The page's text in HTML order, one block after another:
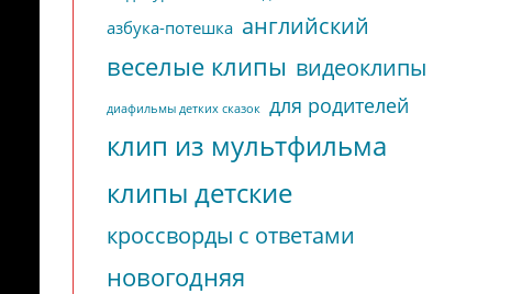
азбука-потешка английский
веселые клипы видеоклипы
диафильмы детких сказок для родителей
клип из мультфильма
клипы детские
кроссворды с ответами
новогодняя